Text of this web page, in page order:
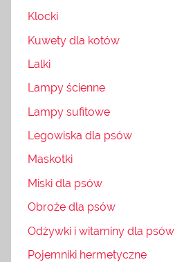
Klocki
Kuwety dla kotów
Lalki
Lampy ścienne
Lampy sufitowe
Legowiska dla psów
Maskotki
Miski dla psów
Obroże dla psów
Odżywki i witaminy dla psów
Pojemniki hermetyczne